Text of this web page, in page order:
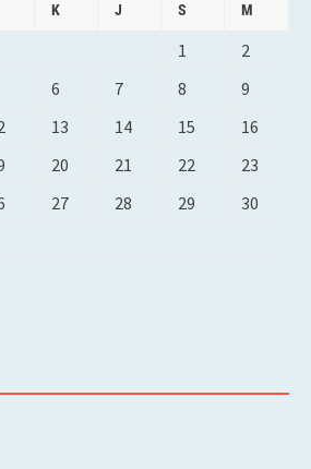
K J S M
1
2
6 7 8
9
13 14 15
16
20 21 22
23
27 28 29
30